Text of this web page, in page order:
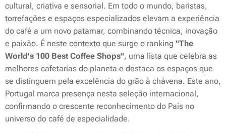
cultural, criativa e sensorial. Em todo o mundo, baristas,
torrefações e espaços especializados elevam a experiência
do café a um novo patamar, combinando técnica, inovação
e paixão. É neste contexto que surge o ranking "The
World's 100 Best Coffee Shops", uma lista que celebra as
melhores cafetarias do planeta e destaca os espaços que
se distinguem pela excelência do grão à chávena. Este ano,
Portugal marca presença nesta seleção internacional,
confirmando o crescente reconhecimento do País no
universo do café de especialidade.